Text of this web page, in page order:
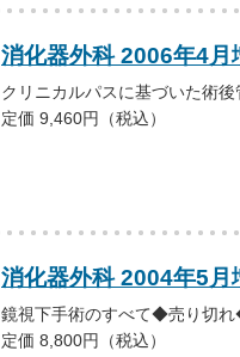
消化器外科 2006年4月
クリニカルパスに基づいた術
定価 9,460円（税込）
消化器外科 2004年5月
鏡視下手術のすべて◆売り切
定価 8,800円（税込）